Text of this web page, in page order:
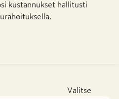
kustannukset hallitusti
Valitse